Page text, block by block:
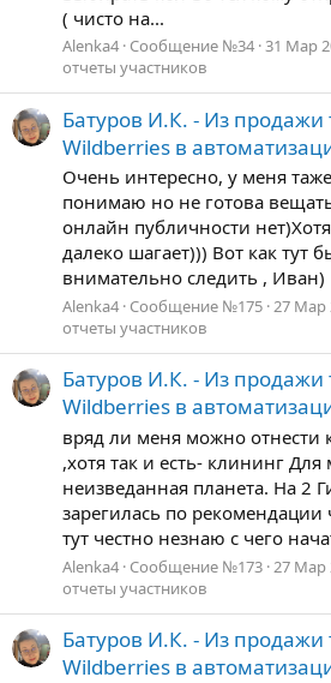
( чисто на...
Alenka4 Сообщение №34 31 Мар
отчеты участников
Батуров И.К. - Из продажи
Wildberries в
Очень интересно, у меня
понимаю но не готова
онлайн публичности
далеко шагает))) Вот как тут
внимательно следить , Иван)
Alenka4 Сообщение №175 27 Мар
отчеты участников
Батуров И.К. - Из продажи
Wildberries в
вряд ли меня можно отнести
,хотя так и есть- клининг
неизведанная планета. На 2
зарегилась по
тут честно незнаю с чего
Alenka4 Сообщение №173 27 Мар
отчеты участников
Батуров И.К. - Из продажи
Wildberries в